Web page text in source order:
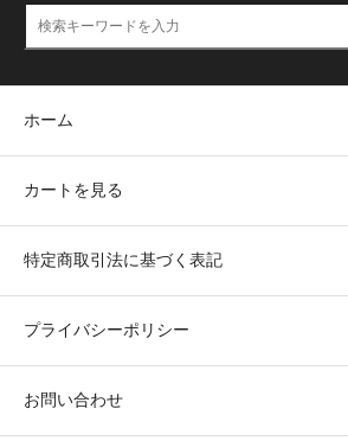
ホーム
カートを見る
特定商取引法に基づく表記
プライバシーポリシー
お問い合わせ